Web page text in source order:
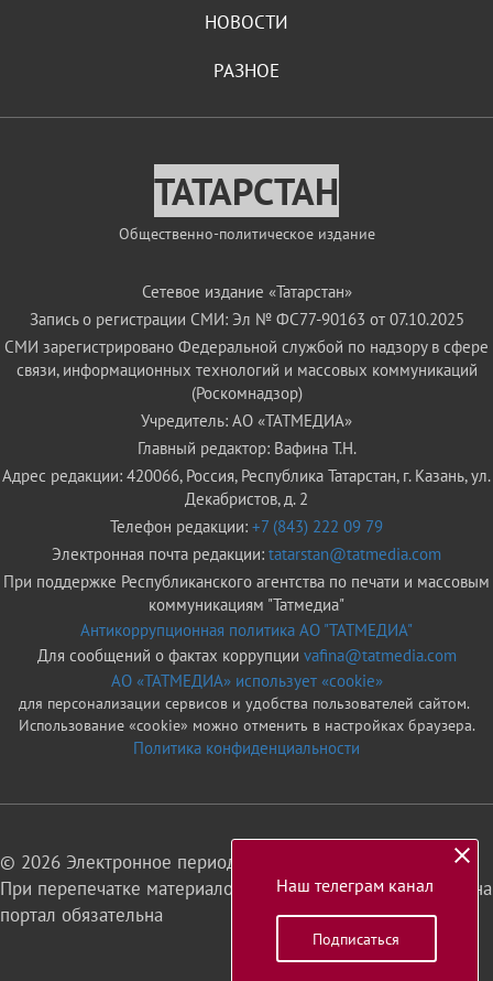
НОВОСТИ
РАЗНОЕ
ТАТАРСТАН
Общественно-политическое издание
Сетевое издание «Татарстан»
Запись о регистрации СМИ: Эл № ФС77-90163 от 07.10.2025
СМИ зарегистрировано Федеральной службой по надзору в сфере
связи, информационных технологий и массовых коммуникаций
(Роскомнадзор)
Учредитель: АО «ТАТМЕДИА»
Главный редактор: Вафина Т.Н.
Адрес редакции: 420066, Россия, Республика Татарстан, г. Казань, ул.
Декабристов, д. 2
Телефон редакции: +7 (843) 222 09 79
Электронная почта редакции: tatarstan@tatmedia.com
При поддержке Республиканского агентства по печати и массовым
коммуникациям "Татмедиа"
Антикоррупционная политика АО "ТАТМЕДИА"
Для сообщений о фактах коррупции vafina@tatmedia.com
АО «ТАТМЕДИА» использует «cookie»
для персонализации сервисов и удобства пользователей сайтом.
Использование «cookie» можно отменить в настройках браузера.
Политика конфиденциальности
© 2026 Электронное периодическое издание «Татарстан»
При перепечатке материалов или их фрагментов ссылка на
портал обязательна
Наш телеграм канал
Подписаться